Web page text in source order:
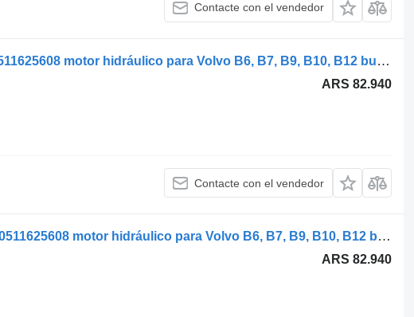
Contacte con el vendedor
Bosch B12B (01.97-12.11) 0511625608 motor hidráulico para Volvo B6, B7, B9, B10, B12 bus (1978-2011) autobús
ARS 82.940
Contacte con el vendedor
Rexroth B12B (01.97-12.11) 0511625608 motor hidráulico para Volvo B6, B7, B9, B10, B12 bus (1978-2011) autobús
ARS 82.940